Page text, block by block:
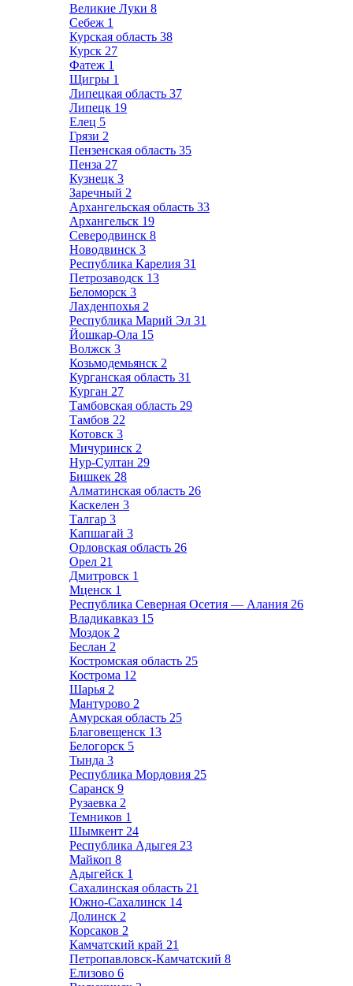
Великие Луки 8
Себеж 1
Курская область 38
Курск 27
Фатеж 1
Щигры 1
Липецкая область 37
Липецк 19
Елец 5
Грязи 2
Пензенская область 35
Пенза 27
Кузнецк 3
Заречный 2
Архангельская область 33
Архангельск 19
Северодвинск 8
Новодвинск 3
Республика Карелия 31
Петрозаводск 13
Беломорск 3
Лахденпохья 2
Республика Марий Эл 31
Йошкар-Ола 15
Волжск 3
Козьмодемьянск 2
Курганская область 31
Курган 27
Тамбовская область 29
Тамбов 22
Котовск 3
Мичуринск 2
Нур-Султан 29
Бишкек 28
Алматинская область 26
Каскелен 3
Талгар 3
Капшагай 3
Орловская область 26
Орел 21
Дмитровск 1
Мценск 1
Республика Северная Осетия — Алания 26
Владикавказ 15
Моздок 2
Беслан 2
Костромская область 25
Кострома 12
Шарья 2
Мантурово 2
Амурская область 25
Благовещенск 13
Белогорск 5
Тында 3
Республика Мордовия 25
Саранск 9
Рузаевка 2
Темников 1
Шымкент 24
Республика Адыгея 23
Майкоп 8
Адыгейск 1
Сахалинская область 21
Южно-Сахалинск 14
Долинск 2
Корсаков 2
Камчатский край 21
Петропавловск-Камчатский 8
Елизово 6